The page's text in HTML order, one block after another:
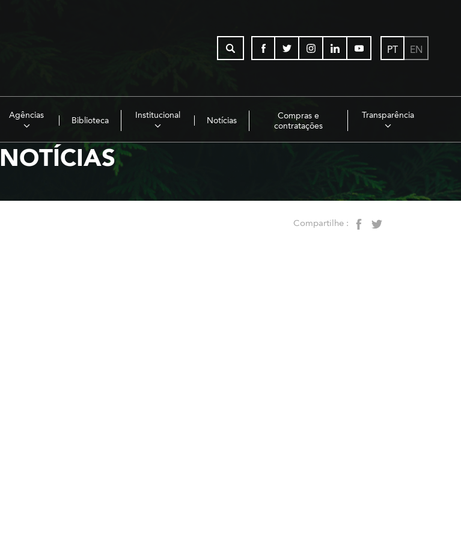
PT EN
Agências
Biblioteca
Institucional
Notícias
Compras e
contratações
Transparência
NOTÍCIAS
Compartilhe :